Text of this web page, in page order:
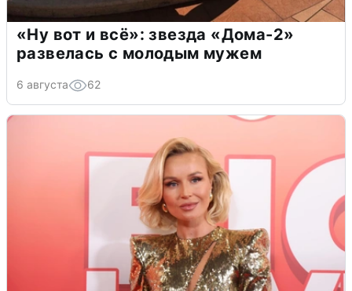
«Ну вот и всё»: звезда «Дома-2»
развелась с молодым мужем
6 августа 62